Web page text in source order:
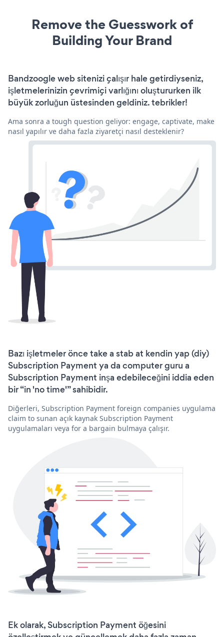
Remove the Guesswork of
Building Your Brand
Bandzoogle web sitenizi çalışır hale getirdiyseniz,
işletmelerinizin çevrimiçi varlığını oluştururken ilk
büyük zorluğun üstesinden geldiniz. tebrikler!
Ama sonra a tough question geliyor: engage, captivate, make
nasıl yapılır ve daha fazla ziyaretçi nasıl desteklenir?
Bazı işletmeler önce take a stab at kendin yap (diy)
Subscription Payment ya da computer guru a
Subscription Payment inşa edebileceğini iddia eden
bir “in 'no time'” sahibidir.
Diğerleri, Subscription Payment foreign companies uygulama
claim to sunan açık kaynak Subscription Payment
uygulamaları veya for a bargain bulmaya çalışır.
Ek olarak, Subscription Payment öğesini